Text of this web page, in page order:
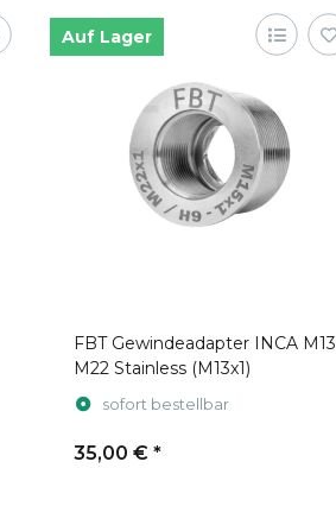
Auf Lager
FBT Gewindeadapter INCA M13
M22 Stainless (M13x1)
sofort bestellbar
35,00 € *